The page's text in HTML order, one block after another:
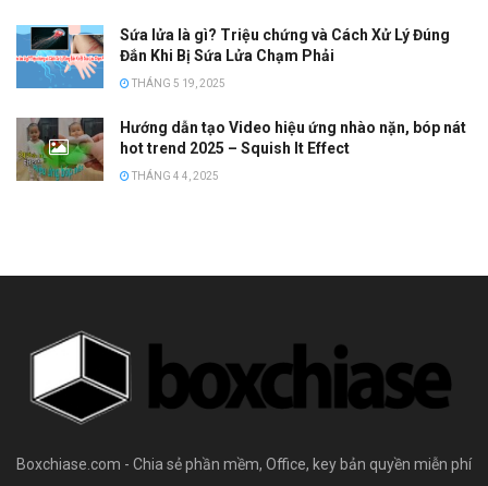
Sứa lửa là gì? Triệu chứng và Cách Xử Lý Đúng
Đắn Khi Bị Sứa Lửa Chạm Phải
THÁNG 5 19, 2025
Hướng dẫn tạo Video hiệu ứng nhào nặn, bóp nát
hot trend 2025 – Squish It Effect
THÁNG 4 4, 2025
Boxchiase.com - Chia sẻ phần mềm, Office, key bản quyền miễn phí